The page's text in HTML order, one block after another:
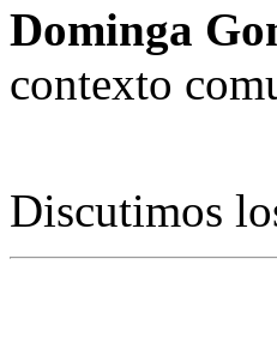
Dominga
contexto
Discutimos